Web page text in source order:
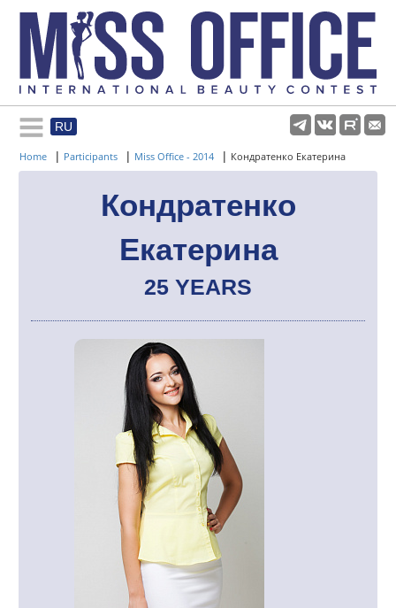
RU
Rules and regulations
About pageant
Participants
Home | Participants | Miss Office - 2014 | Кондратенко Екатерина
Кондратенко
Екатерина
25 YEARS